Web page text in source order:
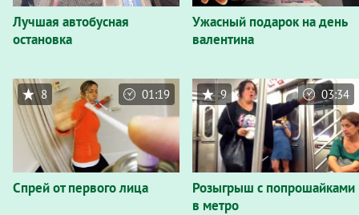
Лучшая автобусная
остановка
Ужасный подарок на день
валентина
Спрей от первого лица
8 01:19
Розыгрыш с попрошайками
в метро
9 03:34